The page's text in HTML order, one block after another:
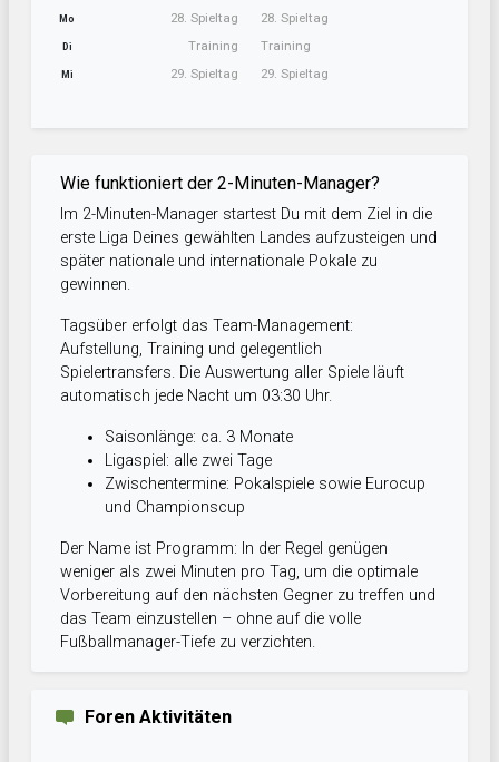
Mo 28. Spieltag
Di Training
Mi 29. Spieltag
28. Spieltag
Training
29. Spieltag
Wie funktioniert der 2-Minuten-Manager?
Im 2-Minuten-Manager startest Du mit dem Ziel in die
erste Liga Deines gewählten Landes aufzusteigen und
später nationale und internationale Pokale zu
gewinnen.
Tagsüber erfolgt das Team-Management:
Aufstellung, Training und gelegentlich
Spielertransfers. Die Auswertung aller Spiele läuft
automatisch jede Nacht um 03:30 Uhr.
Saisonlänge: ca. 3 Monate
Ligaspiel: alle zwei Tage
Zwischentermine: Pokalspiele sowie Eurocup
und Championscup
Der Name ist Programm: In der Regel genügen
weniger als zwei Minuten pro Tag, um die optimale
Vorbereitung auf den nächsten Gegner zu treffen und
das Team einzustellen – ohne auf die volle
Fußballmanager-Tiefe zu verzichten.
Foren Aktivitäten